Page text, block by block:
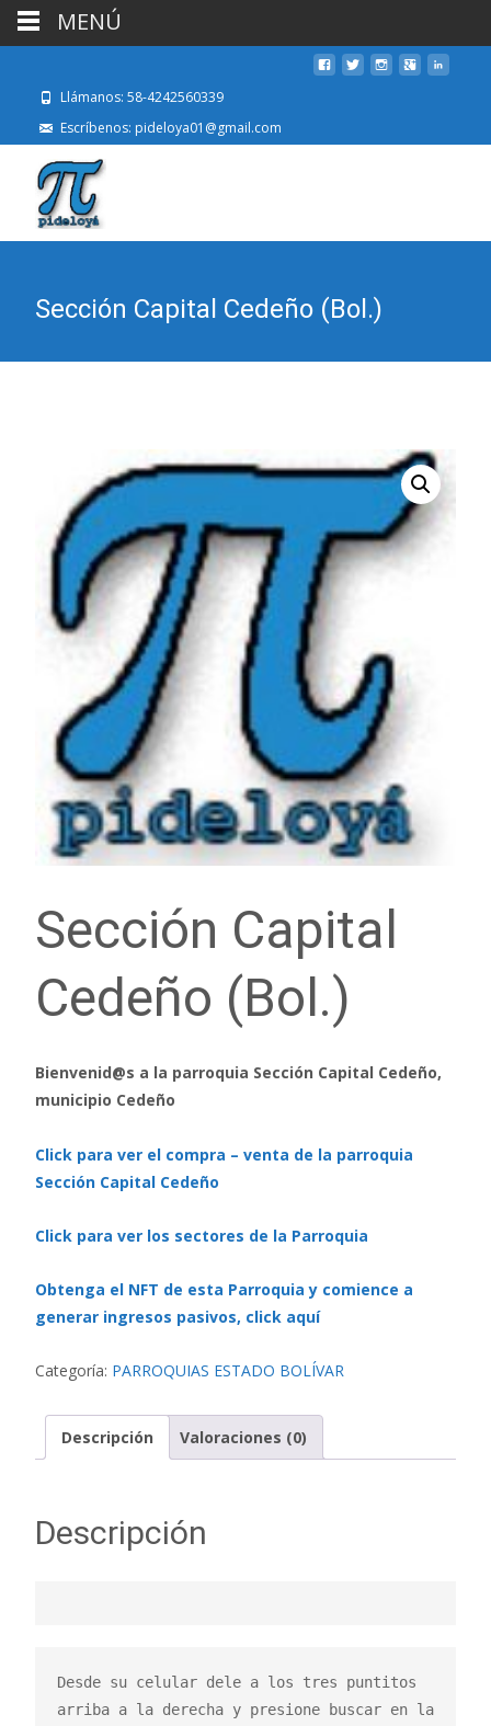
Llámanos: 58-4242560339
Escríbenos: pideloya01@gmail.com
Sección Capital Cedeño (Bol.)
Sección Capital
Cedeño (Bol.)
Bienvenid@s a la parroquia Sección Capital Cedeño,
municipio Cedeño
Click para ver el compra – venta de la parroquia
Sección Capital Cedeño
Click para ver los sectores de la Parroquia
Obtenga el NFT de esta Parroquia y comience a
generar ingresos pasivos, click aquí
Categoría: PARROQUIAS ESTADO BOLÍVAR
Descripción Valoraciones (0)
Descripción
Desde su celular dele a los tres puntitos
arriba a la derecha y presione buscar en la
MENÚ